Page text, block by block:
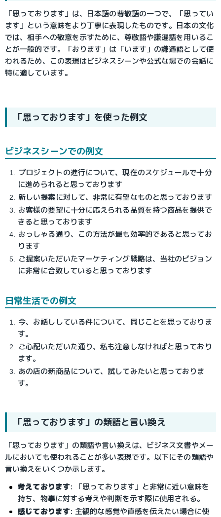
「思っております」は、日本語の尊敬語の一つで、「思ってい
ます」という意味をより丁寧に表現したものです。日本の文化
では、相手への敬意を示すために、尊敬語や謙遜語を用いるこ
とが一般的です。「おります」は「います」の謙遜語として使
われるため、この表現はビジネスシーンや公式な場での会話に
特に適しています。
「思っております」を使った例文
ビジネスシーンでの例文
プロジェクトの進行について、現在のスケジュールで十分
に進められると思っております
新しい提案に対して、非常に有望なものと思っております
お客様の要望に十分に応えられる品質を持つ商品を提供で
きると思っております
おっしゃる通り、この方法が最も効率的であると思ってお
ります
ご提案いただいたマーケティング戦略は、当社のビジョン
に非常に合致していると思っております
日常生活での例文
今、お話ししている件について、同じことを思っておりま
す。
ご心配いただいた通り、私も注意しなければと思っており
ます。
あの店の新商品について、試してみたいと思っておりま
す。
「思っております」の類語と言い換え
「思っております」の類語や言い換えは、ビジネス文書やメー
ルにおいても使われることが多い表現です。以下にその類語や
言い換えをいくつか示します。
考えております: 「思っております」と非常に近い意味を
持ち、物事に対する考えや判断を示す際に使用される。
感じております: 主観的な感覚や直感を伝えたい場合に使